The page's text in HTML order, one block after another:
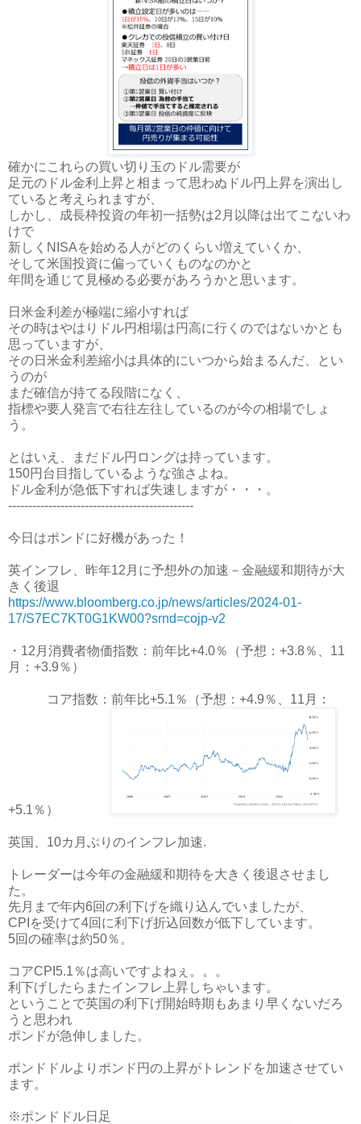
確かにこれらの買い切り玉のドル需要が
足元のドル金利上昇と相まって思わぬドル円上昇を演出し
ていると考えられますが、
しかし、成長枠投資の年初一括勢は2月以降は出てこないわ
けで
新しくNISAを始める人がどのくらい増えていくか、
そして米国投資に偏っていくものなのかと
年間を通じて見極める必要があろうかと思います。
日米金利差が極端に縮小すれば
その時はやはりドル円相場は円高に行くのではないかとも
思っていますが、
その日米金利差縮小は具体的にいつから始まるんだ、とい
うのが
まだ確信が持てる段階になく、
指標や要人発言で右往左往しているのが今の相場でしょ
う。
とはいえ、まだドル円ロングは持っています。
150円台目指しているような強さよね。
ドル金利が急低下すれば失速しますが・・・。
----------------------------------------------
今日はポンドに好機があった！
英インフレ、昨年12月に予想外の加速－金融緩和期待が大
きく後退
https://www.bloomberg.co.jp/news/articles/2024-01-
17/S7EC7KT0G1KW00?srnd=cojp-v2
・12月消費者物価指数：前年比+4.0％（予想：+3.8％、11
月：+3.9％）
コア指数：前年比+5.1％（予想：+4.9％、11月：
+5.1％）
英国、10カ月ぶりのインフレ加速.
トレーダーは今年の金融緩和期待を大きく後退させまし
た。
先月まで年内6回の利下げを織り込んでいましたが、
CPIを受けて4回に利下げ折込回数が低下しています。
5回の確率は約50％。
コアCPI5.1％は高いですよねぇ。。。
利下げしたらまたインフレ上昇しちゃいます。
ということで英国の利下げ開始時期もあまり早くないだろ
うと思われ
ポンドが急伸しました。
ポンドドルよりポンド円の上昇がトレンドを加速させてい
ます。
※ポンドドル日足